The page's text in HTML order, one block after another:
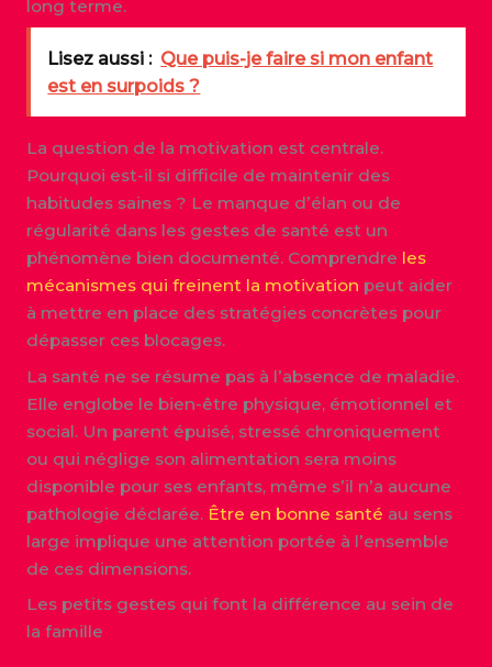
long terme.
Lisez aussi : Que puis-je faire si mon enfant
est en surpoids ?
La question de la motivation est centrale.
Pourquoi est-il si difficile de maintenir des
habitudes saines ? Le manque d’élan ou de
régularité dans les gestes de santé est un
phénomène bien documenté. Comprendre les
mécanismes qui freinent la motivation peut aider
à mettre en place des stratégies concrètes pour
dépasser ces blocages.
La santé ne se résume pas à l’absence de maladie.
Elle englobe le bien-être physique, émotionnel et
social. Un parent épuisé, stressé chroniquement
ou qui néglige son alimentation sera moins
disponible pour ses enfants, même s’il n’a aucune
pathologie déclarée. Être en bonne santé au sens
large implique une attention portée à l’ensemble
de ces dimensions.
Les petits gestes qui font la différence au sein de
la famille